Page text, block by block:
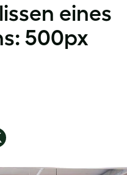
eines
500px